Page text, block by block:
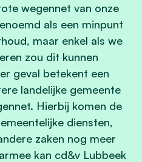
wegennet van onze
als een minpunt
maar enkel als we
zou dit kunnen
geval betekent een
landelijke gemeente
Hierbij komen de
diensten,
zaken nog meer
kan cd&v Lubbeek